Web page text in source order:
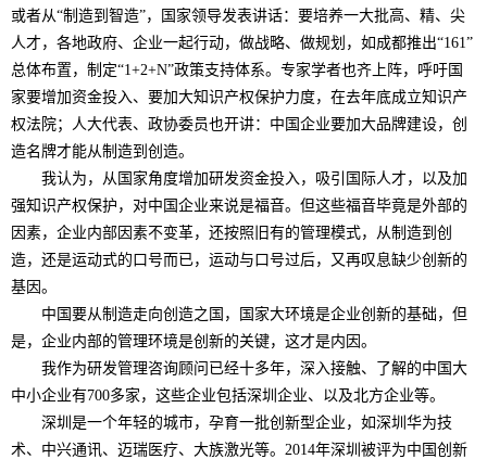
或者从“制造到智造”，国家领导发表讲话：要培养一大批高、精、尖
人才，各地政府、企业一起行动，做战略、做规划，如成都推出“161”
总体布置，制定“1+2+N”政策支持体系。专家学者也齐上阵，呼吁国
家要增加资金投入、要加大知识产权保护力度，在去年底成立知识产
权法院；人大代表、政协委员也开讲：中国企业要加大品牌建设，创
造名牌才能从制造到创造。
我认为，从国家角度增加研发资金投入，吸引国际人才，以及加
强知识产权保护，对中国企业来说是福音。但这些福音毕竟是外部的
因素，企业内部因素不变革，还按照旧有的管理模式，从制造到创
造，还是运动式的口号而已，运动与口号过后，又再叹息缺少创新的
基因。
中国要从制造走向创造之国，国家大环境是企业创新的基础，但
是，企业内部的管理环境是创新的关键，这才是内因。
我作为研发管理咨询顾问已经十多年，深入接触、了解的中国大
中小企业有700多家，这些企业包括深圳企业、以及北方企业等。
深圳是一个年轻的城市，孕育一批创新型企业，如深圳华为技
术、中兴通讯、迈瑞医疗、大族激光等。2014年深圳被评为中国创新